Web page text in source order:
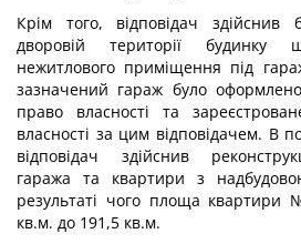
Крім того, відповідач здійснив
дворовій території будинку
нежитлового приміщення під
зазначений гараж було
право власності та
власності за цим відповідачем. В
відповідач здійснив
гаража та квартири з
результаті чого площа квартири
кв.м. до 191,5 кв.м.